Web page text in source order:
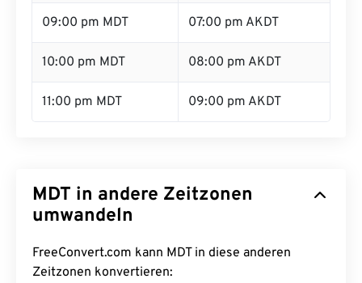
09:00 pm MDT 07:00 pm AKDT
10:00 pm MDT 08:00 pm AKDT
11:00 pm MDT 09:00 pm AKDT
MDT in andere Zeitzonen
umwandeln
FreeConvert.com kann MDT in diese anderen
Zeitzonen konvertieren: